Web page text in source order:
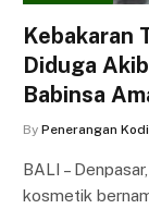
Kebakaran
Diduga
Babinsa
By Penerangan
BALI –
kosmetik